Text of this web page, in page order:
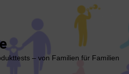
– von Familien für Familien